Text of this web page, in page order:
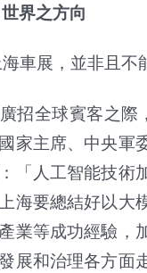
界之方向
車展，並非且不
招全球賓客之際
家主席、中央軍
「人工智能技術
海要總結好以大
業等成功經驗，
展和治理各方面